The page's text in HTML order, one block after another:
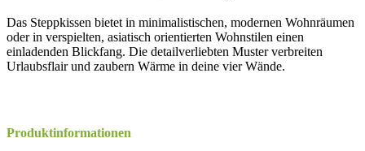
Das Steppkissen bietet in minimalistischen, modernen Wohnräumen
oder in verspielten, asiatisch orientierten Wohnstilen einen
einladenden Blickfang. Die detailverliebten Muster verbreiten
Urlaubsflair und zaubern Wärme in deine vier Wände.
Produktinformationen